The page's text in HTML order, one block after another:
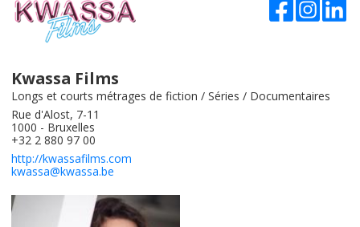
Kwassa Films
Longs et courts métrages de fiction / Séries / Documentaires
Rue d'Alost, 7-11
1000 - Bruxelles
+32 2 880 97 00
http://kwassafilms.com
kwassa@kwassa.be